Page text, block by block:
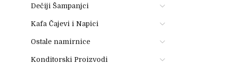
Dečiji Šampanjci
Kafa Čajevi i Napici
Ostale namirnice
Konditorski Proizvodi